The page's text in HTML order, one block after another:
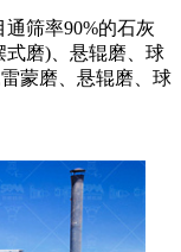
通筛率90%的石灰
式磨)、悬辊磨、球
蒙磨、悬辊磨、球